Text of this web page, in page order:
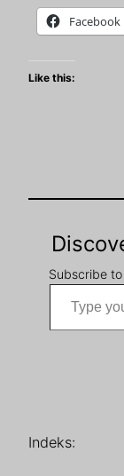
Facebook
Like this:
Subscribe
Type your email…
Indeks: